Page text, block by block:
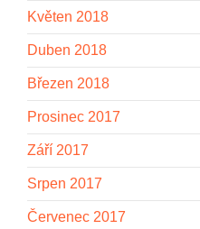
Květen 2018
Duben 2018
Březen 2018
Prosinec 2017
Září 2017
Srpen 2017
Červenec 2017